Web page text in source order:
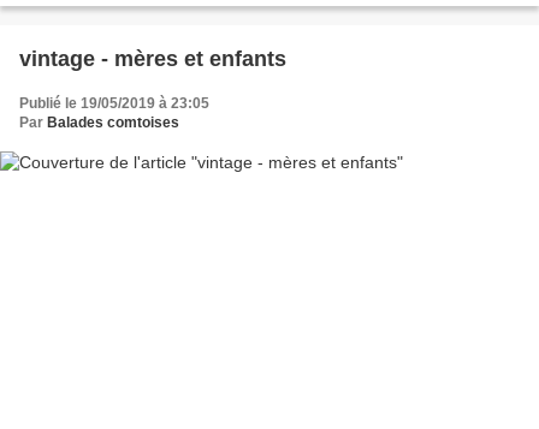
vintage - mères et enfants
Publié le 19/05/2019 à 23:05
Par Balades comtoises